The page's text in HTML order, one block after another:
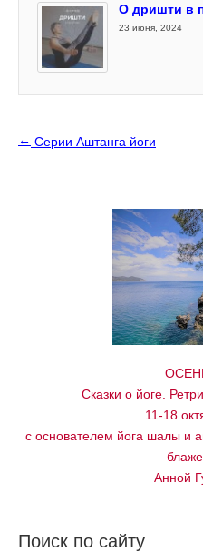
О дришти в
23 июня, 2024
← Серии Аштанга йоги
Сказки о йоге.
11-18
с основателем йога шалы и
Анной
Поиск по сайту